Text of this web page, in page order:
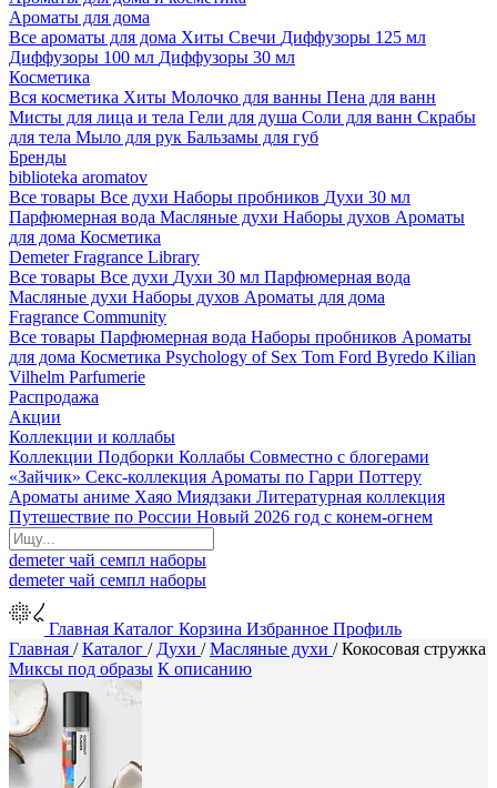
Ароматы для дома
Все ароматы для дома Хиты Свечи Диффузоры 125 мл
Диффузоры 100 мл Диффузоры 30 мл
Косметика
Вся косметика Хиты Молочко для ванны Пена для ванн
Мисты для лица и тела Гели для душа Соли для ванн Скрабы
для тела Мыло для рук Бальзамы для губ
Бренды
biblioteka aromatov
Все товары Все духи Наборы пробников Духи 30 мл
Парфюмерная вода Масляные духи Наборы духов Ароматы
для дома Косметика
Demeter Fragrance Library
Все товары Все духи Духи 30 мл Парфюмерная вода
Масляные духи Наборы духов Ароматы для дома
Fragrance Community
Все товары Парфюмерная вода Наборы пробников Ароматы
для дома Косметика Psychology of Sex Tom Ford Byredo Kilian
Vilhelm Parfumerie
Распродажа
Акции
Коллекции и коллабы
Коллекции Подборки Коллабы Совместно с блогерами
«Зайчик» Секс-коллекция Ароматы по Гарри Поттеру
Ароматы аниме Хаяо Миядзаки Литературная коллекция
Путешествие по России Новый 2026 год с конем-огнем
demeterчай семпл наборы
demeterчай семпл наборы
Главная Каталог Корзина Избранное Профиль
Главная /Каталог / Духи /Масляные духи /Кокосовая стружка
Миксы под образы К описанию